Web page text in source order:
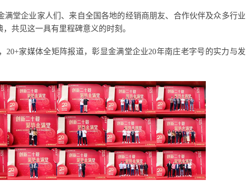
满堂企业家人们、来自全国各地的经销商朋友、合作伙伴及众多行业
共见这一具有里程碑意义的时刻。
20+家媒体全矩阵报道，彰显金满堂企业20年南庄老字号的实力与发